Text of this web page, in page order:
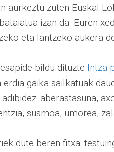
aurkeztu zuten Euskal
izan da. Euren
eta lantzeko aukera
bildu dituzte Intza
gaika sailkatuak
aberastasuna,
susmoa, umorea,
dute beren fitxa: